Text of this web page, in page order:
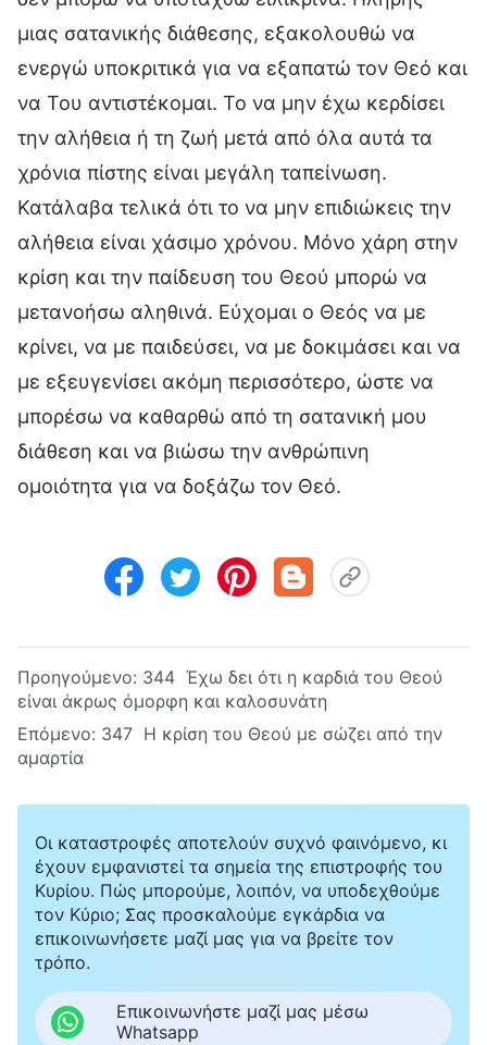
μιας σατανικής διάθεσης, εξακολουθώ να
ενεργώ υποκριτικά για να εξαπατώ τον Θεό και
να Του αντιστέκομαι. Το να μην έχω κερδίσει
την αλήθεια ή τη ζωή μετά από όλα αυτά τα
χρόνια πίστης είναι μεγάλη ταπείνωση.
Κατάλαβα τελικά ότι το να μην επιδιώκεις την
αλήθεια είναι χάσιμο χρόνου. Μόνο χάρη στην
κρίση και την παίδευση του Θεού μπορώ να
μετανοήσω αληθινά. Εύχομαι ο Θεός να με
κρίνει, να με παιδεύσει, να με δοκιμάσει και να
με εξευγενίσει ακόμη περισσότερο, ώστε να
μπορέσω να καθαρθώ από τη σατανική μου
διάθεση και να βιώσω την ανθρώπινη
ομοιότητα για να δοξάζω τον Θεό.
Προηγούμενο: 344 Έχω δει ότι η καρδιά του Θεού
είναι άκρως όμορφη και καλοσυνάτη
Επόμενο: 347 Η κρίση του Θεού με σώζει από την
αμαρτία
Οι καταστροφές αποτελούν συχνό φαινόμενο, κι
έχουν εμφανιστεί τα σημεία της επιστροφής του
Κυρίου. Πώς μπορούμε, λοιπόν, να υποδεχθούμε
τον Κύριο; Σας προσκαλούμε εγκάρδια να
επικοινωνήσετε μαζί μας για να βρείτε τον
τρόπο.
Επικοινωνήστε μαζί μας μέσω
Whatsapp